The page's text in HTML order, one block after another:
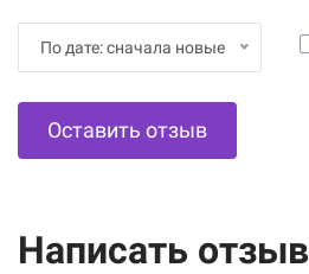
По дате: сначала новые
Оставить отзыв
Написать отзыв